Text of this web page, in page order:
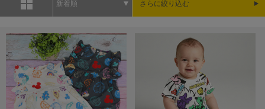
新着順 さらに絞り込む